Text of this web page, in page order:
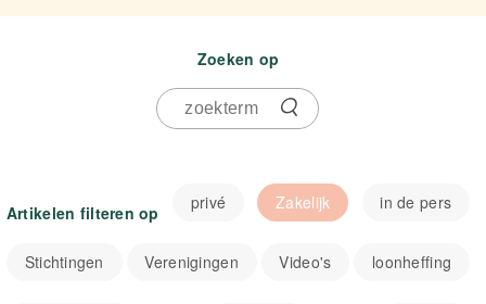
Zoeken op
Artikelen filteren op privé Zakelijk in de pers
Stichtingen Verenigingen Video's loonheffing